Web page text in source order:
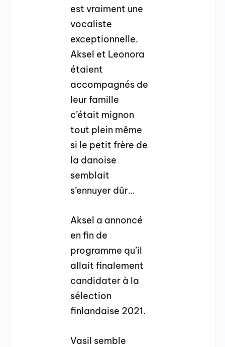
est vraiment une
vocaliste
exceptionnelle.
Aksel et Leonora
étaient
accompagnés de
leur famille
c’était mignon
tout plein même
si le petit frère de
la danoise
semblait
s’ennuyer dûr…
Aksel a annoncé
en fin de
programme qu’il
allait finalement
candidater à la
sélection
finlandaise 2021.
Vasil semble